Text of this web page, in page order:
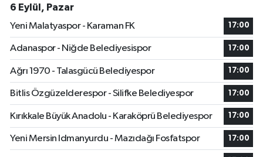
6 Eylül, Pazar
Yeni Malatyaspor - Karaman FK
17:00
Adanaspor - Niğde Belediyesispor 17:00
Ağrı 1970 - Talasgücü Belediyespor 17:00
Bitlis Özgüzelderespor - Silifke Belediyespor 17:00
Kırıkkale Büyük Anadolu - Karaköprü Belediyespor 17:00
Yeni Mersin Idmanyurdu - Mazıdağı Fosfatspor 17:00